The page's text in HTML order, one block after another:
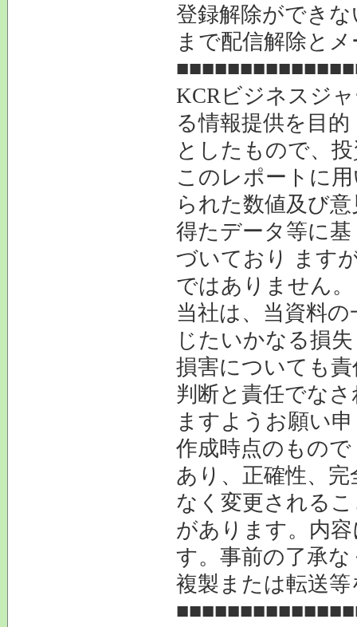
登録解除ができ
まで配信解除と
KCRビジネスジ
る情報提供を目的
としたもので、
このレポートに
られた数値及び
得たデータ等に基
づいており ます
ではありません。
当社は、当資料
じたいかなる損
損害についても
判断と責任でなさ
ますようお願い
作成時点のもので
あり、正確性、
なく変更される
があります。内
す。事前の了承な
複製または転送